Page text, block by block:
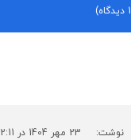
نوشت: 23 مهر 1404 در 12:11